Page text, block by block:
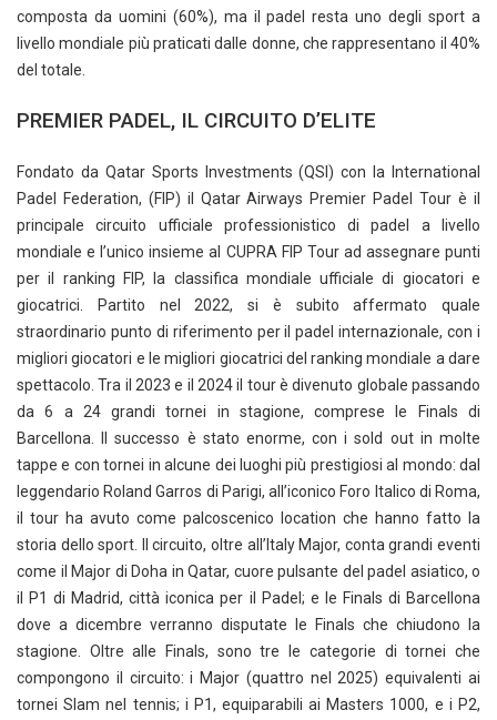
composta da uomini (60%), ma il padel resta uno degli sport a
livello mondiale più praticati dalle donne, che rappresentano il 40%
del totale.
PREMIER PADEL, IL CIRCUITO D’ELITE
Fondato da Qatar Sports Investments (QSI) con la International
Padel Federation, (FIP) il Qatar Airways Premier Padel Tour è il
principale circuito ufficiale professionistico di padel a livello
mondiale e l’unico insieme al CUPRA FIP Tour ad assegnare punti
per il ranking FIP, la classifica mondiale ufficiale di giocatori e
giocatrici. Partito nel 2022, si è subito affermato quale
straordinario punto di riferimento per il padel internazionale, con i
migliori giocatori e le migliori giocatrici del ranking mondiale a dare
spettacolo. Tra il 2023 e il 2024 il tour è divenuto globale passando
da 6 a 24 grandi tornei in stagione, comprese le Finals di
Barcellona. Il successo è stato enorme, con i sold out in molte
tappe e con tornei in alcune dei luoghi più prestigiosi al mondo: dal
leggendario Roland Garros di Parigi, all’iconico Foro Italico di Roma,
il tour ha avuto come palcoscenico location che hanno fatto la
storia dello sport. Il circuito, oltre all’Italy Major, conta grandi eventi
come il Major di Doha in Qatar, cuore pulsante del padel asiatico, o
il P1 di Madrid, città iconica per il Padel; e le Finals di Barcellona
dove a dicembre verranno disputate le Finals che chiudono la
stagione. Oltre alle Finals, sono tre le categorie di tornei che
compongono il circuito: i Major (quattro nel 2025) equivalenti ai
tornei Slam nel tennis; i P1, equiparabili ai Masters 1000, e i P2,